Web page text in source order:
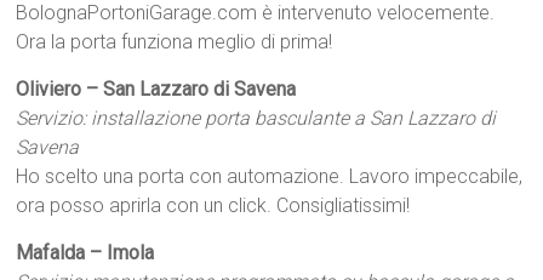
BolognaPortoniGarage.com è intervenuto velocemente.
Ora la porta funziona meglio di prima!
Oliviero – San Lazzaro di Savena
Servizio: installazione porta basculante a San Lazzaro di
Savena
Ho scelto una porta con automazione. Lavoro impeccabile,
ora posso aprirla con un click. Consigliatissimi!
Mafalda – Imola